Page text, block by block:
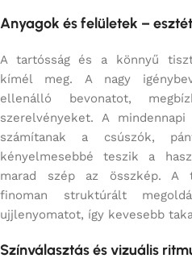
Anyagok és felületek –
A tartósság és a könnyű
kímél meg. A nagy
ellenálló bevonatot,
szerelvényeket. A
számítanak a csúszók,
kényelmesebbé teszik a
marad szép az összkép. A
finoman struktúrált
ujjlenyomatot, így kevesebb
Színválasztás és vizuális